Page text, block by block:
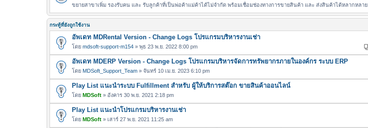
ขยายสาขาเพิ่ม รองรับคน และ รับลูกค้าที่เป็นพ่อค้าแม่ค้าได้ไม่จำกัด พร้อมเชื่อมช่องทางการขายสินค้า และ ส่งสินค้าได้หลากหลาย
กระทู้ที่ยังถูกใช้งาน
อัพเดท MDRental Version - Change Logs โปรแกรมบริหารงานเช่า
โดย mdsoft-support-m154 » พุธ 23 พ.ย. 2022 8:00 pm
อัพเดท MDERP Version - Change Logs โปรแกรมบริหารจัดการทรัพยากรภายในองค์กร ระบบ ERP
โดย MDSoft_Support_Team » จันทร์ 10 เม.ย. 2023 6:10 pm
Play List แนะนำระบบ Fulfillment สำหรับ ผู้ให้บริการสต๊อก ขายสินค้าออนไลน์
โดย MDSoft » อังคาร 30 พ.ย. 2021 2:18 pm
Play List แนะนำโปรแกรมบริหารงานเช่า
โดย MDSoft » เสาร์ 27 พ.ย. 2021 11:25 am